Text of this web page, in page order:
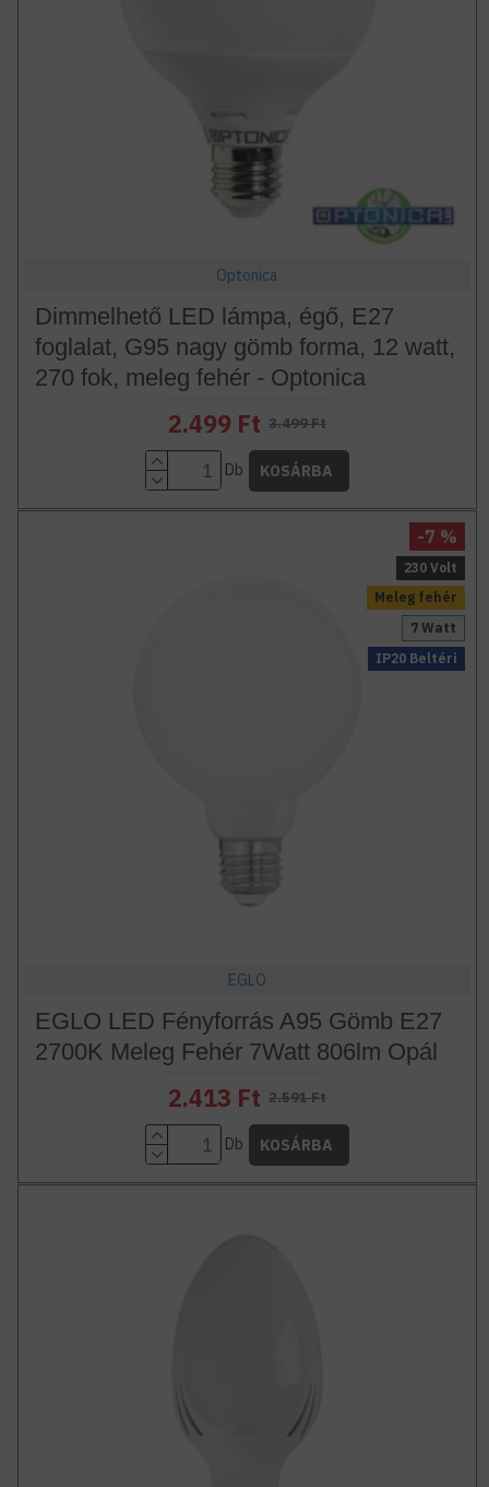
Optonica
Dimmelhető LED lámpa, égő, E27
foglalat, G95 nagy gömb forma, 12 watt,
270 fok, meleg fehér - Optonica
2.499 Ft 3.499 Ft
Db KOSÁRBA
Meleg fehér
IP20 Beltéri
230 Volt
7 Watt
-7 %
EGLO
EGLO LED Fényforrás A95 Gömb E27
2700K Meleg Fehér 7Watt 806lm Opál
2.413 Ft 2.591 Ft
Db KOSÁRBA